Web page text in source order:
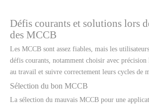
Défis courants et solutions lors
des MCCB
Les MCCB sont assez fiables, mais les
défis courants, notamment choisir avec précision
au travail et suivre correctement leurs cycles de
Sélection du bon MCCB
La sélection du mauvais MCCB pour une